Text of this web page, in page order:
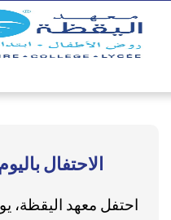
الاحتفال